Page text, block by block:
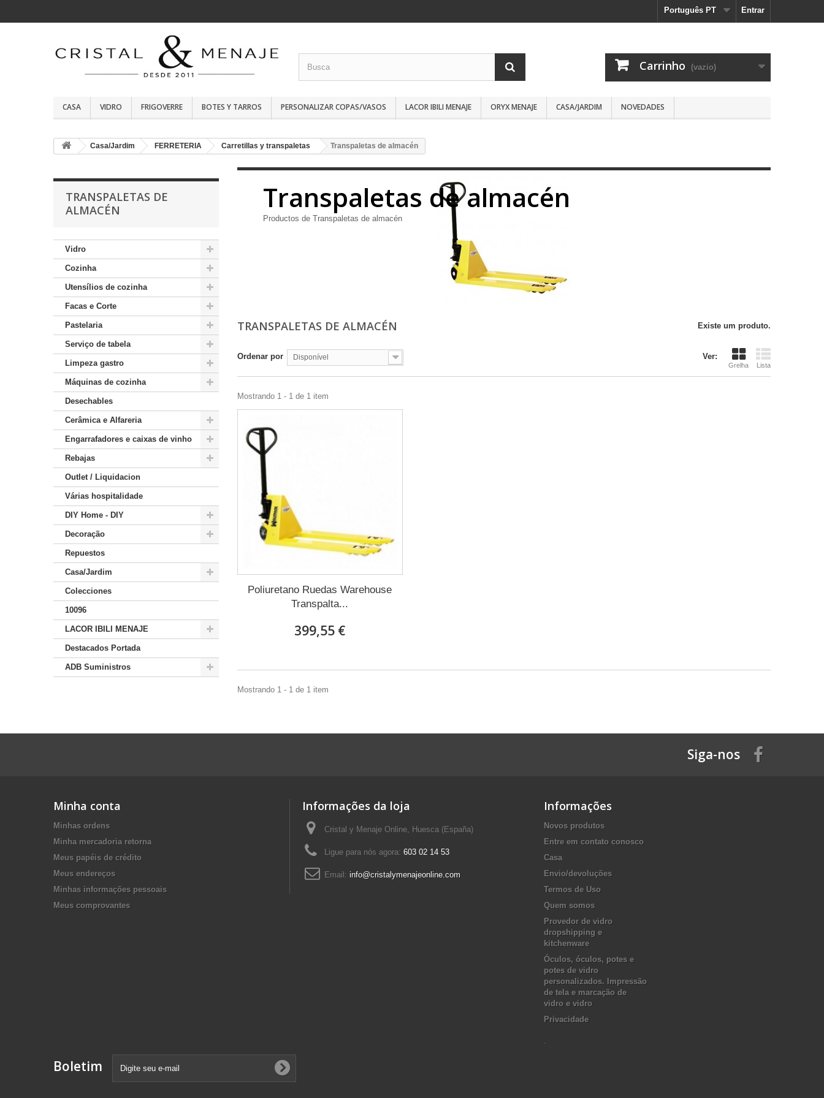
Entrar
Português PT
Carrinho (vazio)
CASA VIDRO FRIGOVERRE BOTES Y TARROS PERSONALIZAR COPAS/VASOS LACOR IBILI MENAJE ORYX MENAJE CASA/JARDIM NOVEDADES
Casa/Jardim FERRETERIA Carretillas y transpaletas Transpaletas de almacén
TRANSPALETAS DE
ALMACÉN
Vidro
Cozinha
Utensílios de cozinha
Facas e Corte
Pastelaria
Serviço de tabela
Limpeza gastro
Máquinas de cozinha
Desechables
Cerâmica e Alfareria
Engarrafadores e caixas de vinho
Rebajas
Outlet / Liquidacion
Várias hospitalidade
DIY Home - DIY
Decoração
Repuestos
Casa/Jardim
Colecciones
10096
LACOR IBILI MENAJE
Destacados Portada
ADB Suministros
Transpaletas de almacén
Productos de Transpaletas de almacén
TRANSPALETAS DE ALMACÉN Existe um produto.
Ver:
Grelha Lista
Ordenar por Disponível
Mostrando 1 - 1 de 1 item
Poliuretano Ruedas Warehouse
Transpalta...
399,55 €
Mostrando 1 - 1 de 1 item
Siga-nos
Minha conta
Minhas ordens
Minha mercadoria retorna
Meus papéis de crédito
Meus endereços
Minhas informações pessoais
Meus comprovantes
Informações da loja
Cristal y Menaje Online, Huesca (España)
Ligue para nós agora: 603 02 14 53
Email: info@cristalymenajeonline.com
Informações
Novos produtos
Entre em contato conosco
Casa
Envio/devoluções
Termos de Uso
Quem somos
Provedor de vidro
dropshipping e
kitchenware
Óculos, óculos, potes e
potes de vidro
personalizados. Impressão
de tela e marcação de
vidro e vidro
Privacidade
Boletim